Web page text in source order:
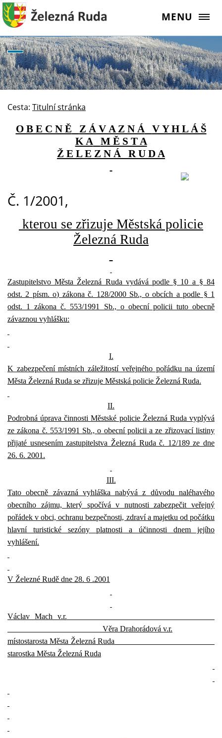
MENU
Cesta: Titulní stránka
O B E C N Ě Z Á V A Z N Á
V Y H L Á Š
K A
M Ě S T A
Ž E L E Z N Á
R U D A
Č. 1/2001,
kterou se zřizuje Městská policie
Železná Ruda
Zastupitelstvo Města Železná Ruda vydává podle § 10 a § 84
odst. 2 písm. o) zákona č. 128/2000 Sb., o obcích a podle § 1
odst. 1 zákona č. 553/1991 Sb., o obecní policii tuto obecně
závaznou vyhlášku:
I.
K zabezpečení místních záležitostí veřejného pořádku na území
Města Železná Ruda se zřizuje Městská policie Železná Ruda.
II.
Podrobná úprava činnosti Městské policie Železná Ruda vyplývá
ze zákona č. 553/1991 Sb., o obecní policii a ze zřizovací listiny
přijaté usnesením zastupitelstva Železná Ruda č. 12/189 ze dne
26. 6. 2001.
III.
Tato obecně závazná vyhláška nabývá z důvodu naléhavého
obecního zájmu, který spočívá v nutnosti zabezpečit veřejný
pořádek v obci, ochranu bezpečnosti, zdraví a majetku od počátku
hlavní turistické sezóny platnosti a účinnosti dnem jejího
vyhlášení.
V Železné Rudě dne 28. 6 .2001
Václav Mach v.r.
Věra Drahorádová v.r.
místostarosta Města Železná Ruda
starostka Města Železná Ruda